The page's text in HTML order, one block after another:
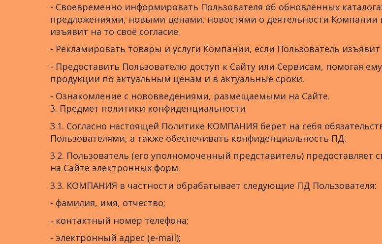
- Своевременно информировать Пользователя об обновлённых
предложениями, новыми ценами, новостями о деятельности Компании
изъявит на то своё согласие.
- Рекламировать товары и услуги Компании, если Пользователь изъявит
- Предоставить Пользователю доступ к Сайту или Сервисам, помогая
продукции по актуальным ценам и в актуальные сроки.
- Ознакомление с нововведениями, размещаемыми на Сайте.
3. Предмет политики конфиденциальности
3.1. Согласно настоящей Политике КОМПАНИЯ берет на себя
Пользователями, а также обеспечивать конфиденциальность ПД.
3.2. Пользователь (его уполномоченный представитель)
на Сайте электронных форм.
3.3. КОМПАНИЯ в частности обрабатывает следующие ПД Пользователя:
- фамилия, имя, отчество;
- контактный номер телефона;
- электронный адрес (e-mail);